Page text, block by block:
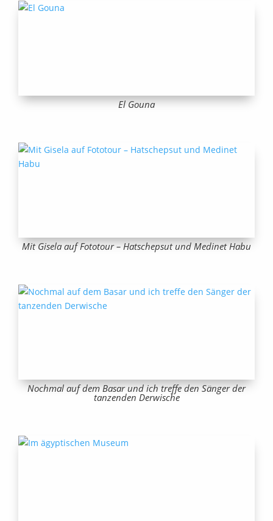
El Gouna
Mit Gisela auf Fototour – Hatschepsut und Medinet Habu
Nochmal auf dem Basar und ich treffe den Sänger der
tanzenden Derwische